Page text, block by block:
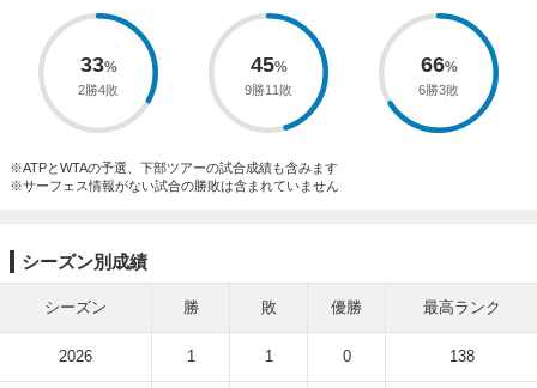
33
2勝4敗
45
9勝11敗
66
6勝3敗
※ATPとWTAの予選、下部ツアーの試合成績も含みます
※サーフェス情報がない試合の勝敗は含まれていません
シーズン別成績
シーズン 勝 敗 優勝 最高ランク
2026 1 1 0 138